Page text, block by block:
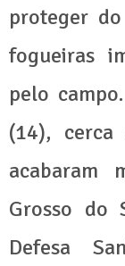
proteger
fogueiras
pelo
(14), cerca
acabaram
Grosso do
Defesa